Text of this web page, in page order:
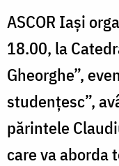
ASCOR Iași
18.00, la
Gheorghe”,
studențesc”,
părintele
care va aborda